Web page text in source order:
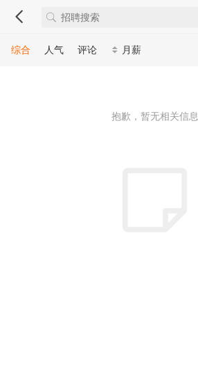
综合 人气 评论 月薪
抱歉，暂无相关信息